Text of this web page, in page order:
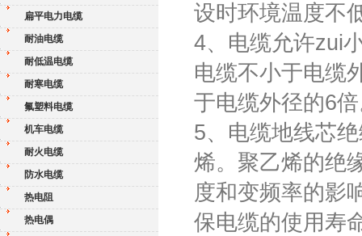
扁平电力电缆
耐油电缆
耐低温电缆
耐寒电缆
氟塑料电缆
机车电缆
耐火电缆
防水电缆
热电阻
热电偶
设时环境温度不
4、电缆允许zui
电缆不小于电缆
于电缆外径的6
5、电缆地线芯
烯。聚乙烯的绝
度和变频率的影
保电缆的使用寿